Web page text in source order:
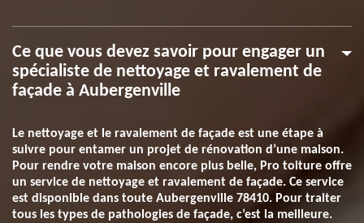
Ce que vous devez savoir pour engager un
spécialiste de nettoyage et ravalement de
façade à Aubergenville
Le nettoyage et le ravalement de façade est une étape à
suivre pour entamer un projet de rénovation d’une maison.
Pour rendre votre maison encore plus belle, Pro toiture offre
un service de nettoyage et ravalement de façade. Ce service
est disponible dans toute Aubergenville 78410. Pour traiter
tous les types de pathologies de façade, c’est la meilleure.